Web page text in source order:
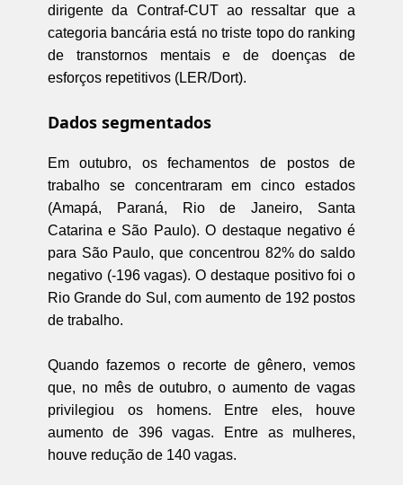
dirigente da Contraf-CUT ao ressaltar que a
categoria bancária está no triste topo do ranking
de transtornos mentais e de doenças de
esforços repetitivos (LER/Dort).
Dados segmentados
Em outubro, os fechamentos de postos de
trabalho se concentraram em cinco estados
(Amapá, Paraná, Rio de Janeiro, Santa
Catarina e São Paulo). O destaque negativo é
para São Paulo, que concentrou 82% do saldo
negativo (-196 vagas). O destaque positivo foi o
Rio Grande do Sul, com aumento de 192 postos
de trabalho.
Quando fazemos o recorte de gênero, vemos
que, no mês de outubro, o aumento de vagas
privilegiou os homens. Entre eles, houve
aumento de 396 vagas. Entre as mulheres,
houve redução de 140 vagas.